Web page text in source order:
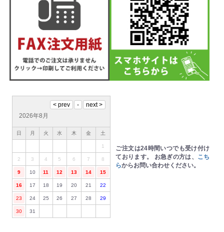
2026年8月
日 月 火 水 木 金 土
1
2 3 4 5 6 7 8
9 10 11 12 13 14 15
16 17 18 19 20 21 22
23 24 25 26 27 28 29
30 31
ご注文は24時間いつでも受け付け
ております。 お急ぎの方は、 こち
らからお問い合わせください。